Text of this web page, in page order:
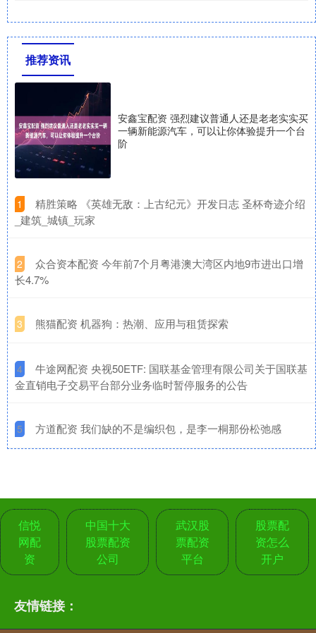
推荐资讯
安鑫宝配资 强烈建议普通人还是老老实实买
一辆新能源汽车，可以让你体验提升一个台
阶
1
​精胜策略 《英雄无敌：上古纪元》开发日志 圣杯奇迹介绍
_建筑_城镇_玩家
2
​众合资本配资 今年前7个月粤港澳大湾区内地9市进出口增
长4.7%
3 ​熊猫配资 机器狗：热潮、应用与租赁探索
4
​牛途网配资 央视50ETF: 国联基金管理有限公司关于国联基
金直销电子交易平台部分业务临时暂停服务的公告
5 ​方道配资 我们缺的不是编织包，是李一桐那份松弛感
信悦
网配
资
中国十大
股票配资
公司
武汉股
票配资
平台
股票配
资怎么
开户
友情链接：